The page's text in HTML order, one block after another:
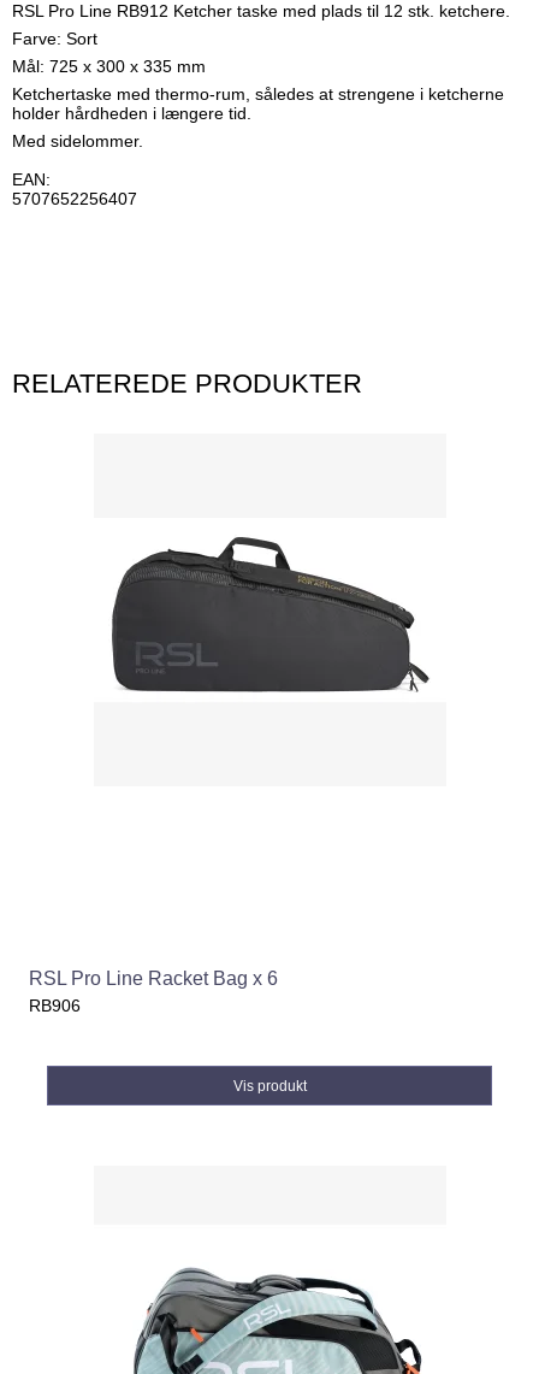
RSL Pro Line RB912 Ketcher taske med plads til 12 stk. ketchere.
Farve: Sort
Mål: 725 x 300 x 335 mm
Ketchertaske med thermo-rum, således at strengene i ketcherne
holder hårdheden i længere tid.
Med sidelommer.
EAN:
5707652256407
RELATEREDE PRODUKTER
RSL Pro Line Racket Bag x 6
RB906
Vis produkt